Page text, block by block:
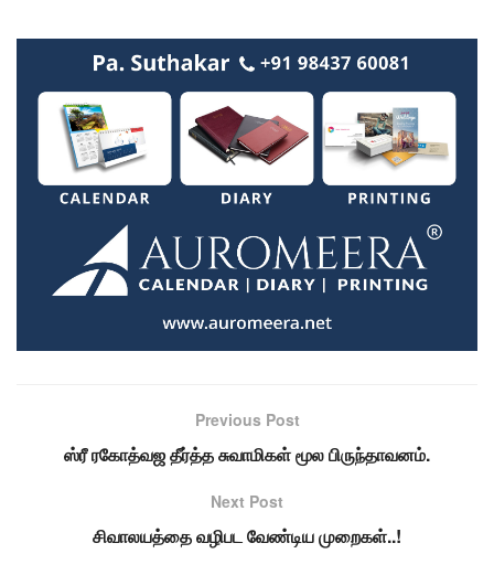
Previous Post
ஸ்ரீ ரகோத்வஜ தீர்த்த சுவாமிகள் மூல பிருந்தாவனம்.
Next Post
சிவாலயத்தை வழிபட வேண்டிய முறைகள்..!